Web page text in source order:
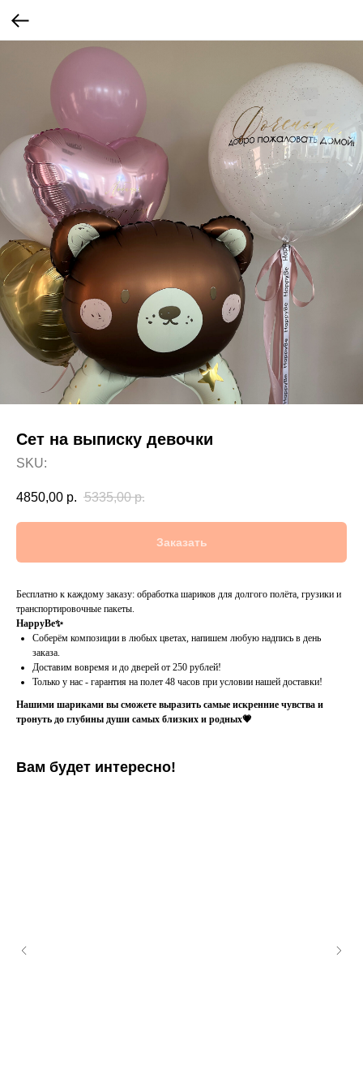
Сет на выписку девочки
SKU:
4850,00 р. 5335,00 р.
Заказать
Бесплатно к каждому заказу: обработка шариков для долгого полёта, грузики и
транспортировочные пакеты.
HappyBe✨
Соберём композиции в любых цветах, напишем любую надпись в день
заказа.
Доставим вовремя и до дверей от 250 рублей!
Только у нас - гарантия на полет 48 часов при условии нашей доставки!
Нашими шариками вы сможете выразить самые искренние чувства и
тронуть до глубины души самых близких и родных💗
Вам будет интересно!